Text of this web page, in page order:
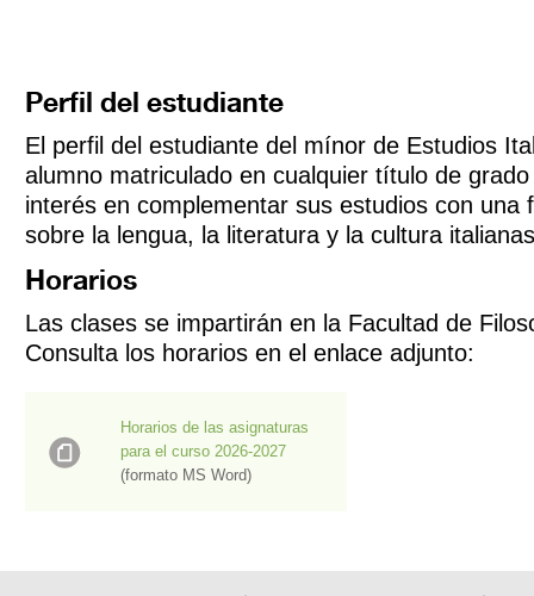
Perfil del estudiante
El perfil del estudiante del mínor de Estudios
alumno matriculado en cualquier título de
interés en complementar sus estudios con una
sobre la lengua, la literatura y la cultura
Horarios
Las clases se impartirán en la Facultad de
Consulta los horarios en el enlace adjunto:
Horarios de las asignaturas
para el curso 2026-2027
(formato MS Word)